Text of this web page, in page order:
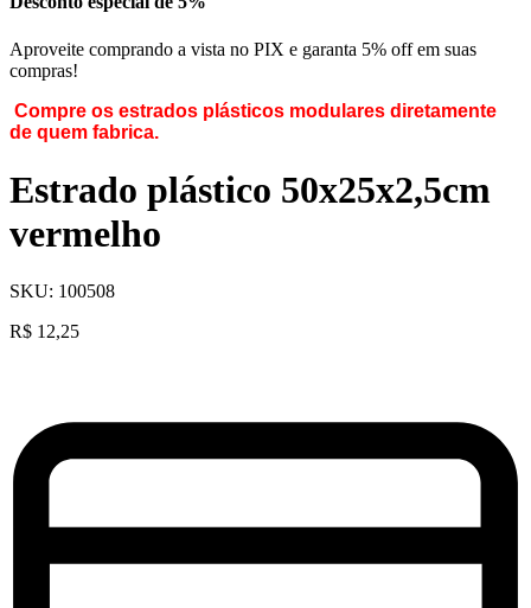
Aproveite comprando a vista no PIX e garanta 5% off em suas
compras!
Compre os estrados plásticos modulares diretamente
de quem fabrica.
Estrado plástico 50x25x2,5cm
vermelho
SKU: 100508
R$ 12,25